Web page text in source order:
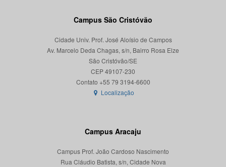
Campus São Cristóvão
Cidade Univ. Prof. José Aloísio de Campos
Av. Marcelo Deda Chagas, s/n, Bairro Rosa Elze
São Cristóvão/SE
CEP 49107-230
Localização
Campus Aracaju
Campus Prof. João Cardoso Nascimento
Rua Cláudio Batista, s/n, Cidade Nova